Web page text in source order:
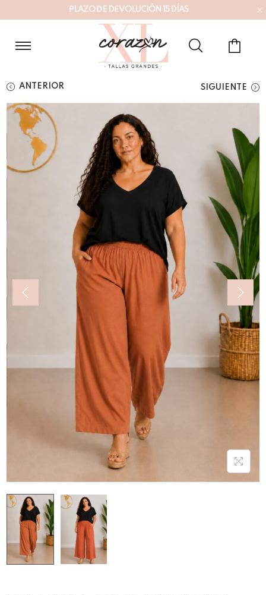
PLAZO D E DEVOLUCI ÓN 5 DÍ AS x
ANTERIOR SIGUIENTE